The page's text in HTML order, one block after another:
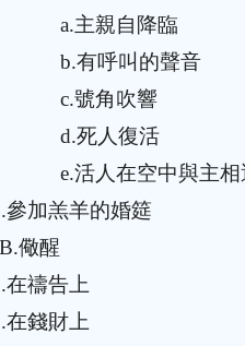
a.主親自降臨
b.有呼叫的聲音
c.號角吹響
d.死人復活
e.活人在空中與主相
參加羔羊的婚筵
B.儆醒
在禱告上
在錢財上